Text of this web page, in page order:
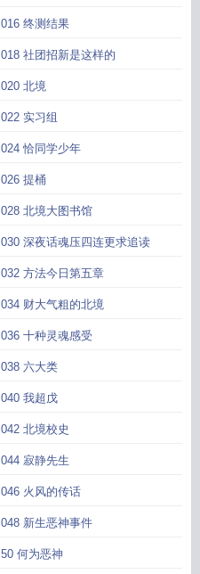
016 终测结果
018 社团招新是这样的
020 北境
022 实习组
024 恰同学少年
026 提桶
028 北境大图书馆
030 深夜话魂压四连更求追读
032 方法今日第五章
034 财大气粗的北境
036 十种灵魂感受
038 六大类
040 我超戊
042 北境校史
044 寂静先生
046 火风的传话
048 新生恶神事件
50 何为恶神